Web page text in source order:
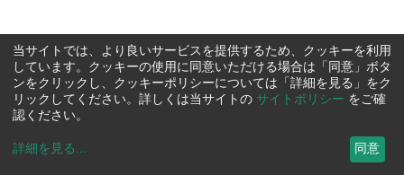
当サイトでは、より良いサービスを提供するため、クッキーを利用
しています。クッキーの使用に同意いただける場合は「同意」ボタ
ンをクリックし、クッキーポリシーについては「詳細を見る」をク
リックしてください。詳しくは当サイトの サイトポリシー をご確
認ください。
詳細を見る ... 同意